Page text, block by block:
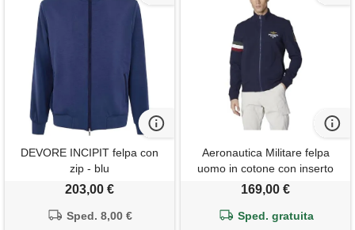
DEVORE INCIPIT felpa con
zip - blu
203,00 €
Sped. 8,00 €
Aeronautica Militare felpa
uomo in cotone con inserto
tricolore 242fe1871f439
scuro 8380
169,00 €
Sped. gratuita